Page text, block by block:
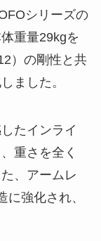
シリーズの
重量29kgを
）の剛性と共
ました。
たインライ
重さを全く
、アームレ
強化され、